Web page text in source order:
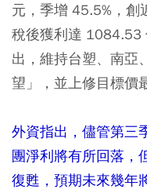
元，季增 45.5%，創
稅後獲利達 1084.53
出，維持台塑、南亞
望」，並上修目標價
外資指出，儘管第三
團淨利將有所回落，
復甦，預期未來幾年